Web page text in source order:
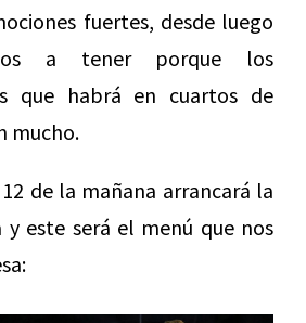
fuertes, desde luego
a tener porque los
que habrá en cuartos de
mucho.
de la mañana arrancará la
y este será el menú que nos